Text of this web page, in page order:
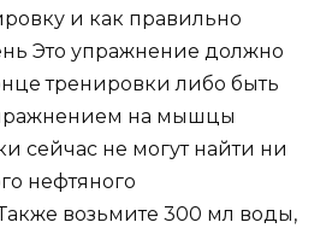
и как правильно
Это упражнение должно
тренировки либо быть
на мышцы
сейчас не могут найти ни
нефтяного
возьмите 300 мл воды,